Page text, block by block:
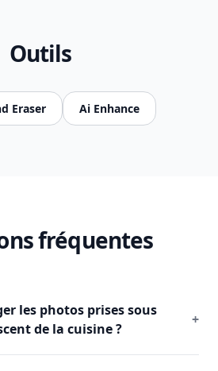
Outils
Eraser Ai Enhance
fréquentes
les photos prises sous
de la cuisine ?
+